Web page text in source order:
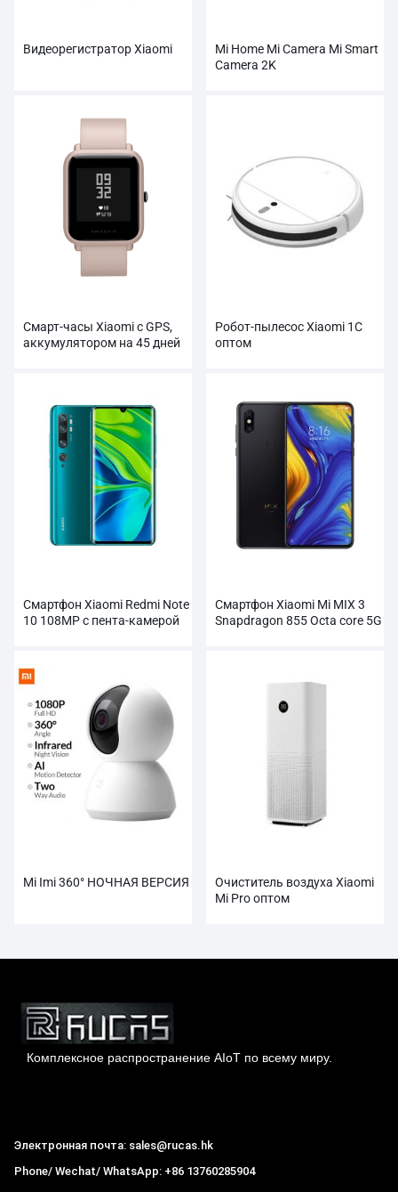
Видеорегистратор Xiaomi
Mi Home Mi Camera Mi Smart
Camera 2K
Смарт-часы Xiaomi с GPS,
аккумулятором на 45 дней
Робот-пылесос Xiaomi 1C
оптом
Смартфон Xiaomi Redmi Note
10 108MP с пента-камерой
Смартфон Xiaomi Mi MIX 3
Snapdragon 855 Octa core 5G
Mi Imi 360° НОЧНАЯ ВЕРСИЯ
Очиститель воздуха Xiaomi
Mi Pro оптом
Комплексное распространение AIoT по всему миру.
Электронная почта: sales@rucas.hk
Phone/ Wechat/ WhatsApp: +86 13760285904